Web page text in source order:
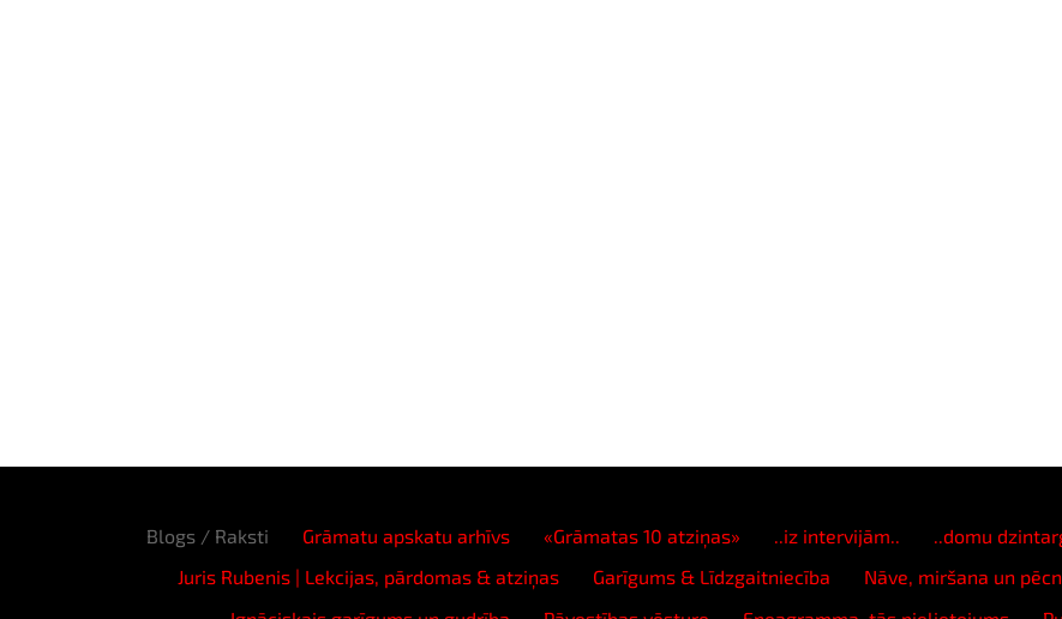
Blogs / Raksti Grāmatu apskatu arhīvs «Grāmatas 10 atziņas» ..iz intervijām.. ..domu
Juris Rubenis | Lekcijas, pārdomas & atziņas
Garīgums & Līdzgaitniecība Nāve, miršana un